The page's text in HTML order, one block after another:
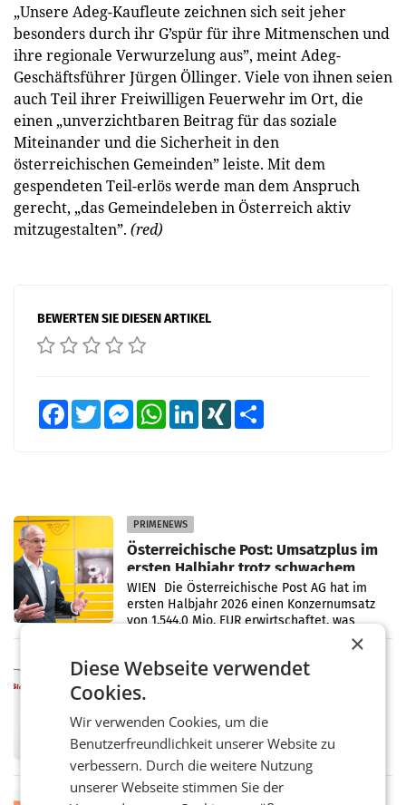
„Unsere Adeg-Kaufleute zeichnen sich seit jeher
besonders durch ihr G’spür für ihre Mitmenschen und
ihre regionale Verwurzelung aus”, meint Adeg-
Geschäftsführer Jürgen Öllinger. Viele von ihnen seien
auch Teil ihrer Freiwilligen Feuerwehr im Ort, die
einen „unverzichtbaren Beitrag für das soziale
Miteinander und die Sicherheit in den
österreichischen Gemeinden” leiste. Mit dem
gespendeten Teil-erlös werde man dem Anspruch
gerecht, „das Gemeindeleben in Österreich aktiv
mitzugestalten”. (red)
BEWERTEN SIE DIESEN ARTIKEL
FacebookTwitter MessengerWhatsAppLinkedInXING
PRIMENEWS
Österreichische Post: Umsatzplus im
ersten Halbjahr trotz schwachem
Briefgeschäft
WIEN Die Österreichische Post AG hat im
ersten Halbjahr 2026 einen Konzernumsatz
von 1.544,0 Mio. EUR erwirtschaftet, was
einem Plus von 3,8 Prozent gegenüber dem
MARKETING & MEDIA
ProSiebenSat.1 spart und macht
überraschend viel Gewinn
UNTERFÖHRING/MAILAND/AMSTERDAM. Der
Fernsehkonzern ProSiebenSat.1 hat im
Frühjahr dank Kostensenkungen operativ
wieder Gewinn gemacht und die
Markterwartung deutlich übertroffen.
×
Diese Webseite verwendet
Cookies.
Wir verwenden Cookies, um die
Benutzerfreundlichkeit unserer Website zu
verbessern. Durch die weitere Nutzung
unserer Webseite stimmen Sie der